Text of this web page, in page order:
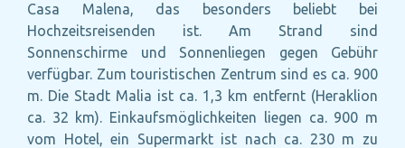
Casa Malena, das besonders beliebt bei
Hochzeitsreisenden ist. Am Strand sind
Sonnenschirme und Sonnenliegen gegen Gebühr
verfügbar. Zum touristischen Zentrum sind es ca. 900
m. Die Stadt Malia ist ca. 1,3 km entfernt (Heraklion
ca. 32 km). Einkaufsmöglichkeiten liegen ca. 900 m
vom Hotel, ein Supermarkt ist nach ca. 230 m zu